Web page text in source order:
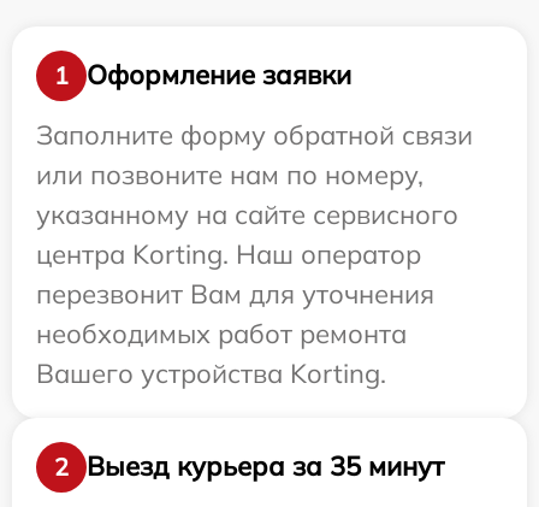
1
Оформление заявки
Заполните форму обратной связи
или позвоните нам по номеру,
указанному на сайте сервисного
центра Korting. Наш оператор
перезвонит Вам для уточнения
необходимых работ ремонта
Вашего устройства Korting.
2
Выезд курьера за 35 минут